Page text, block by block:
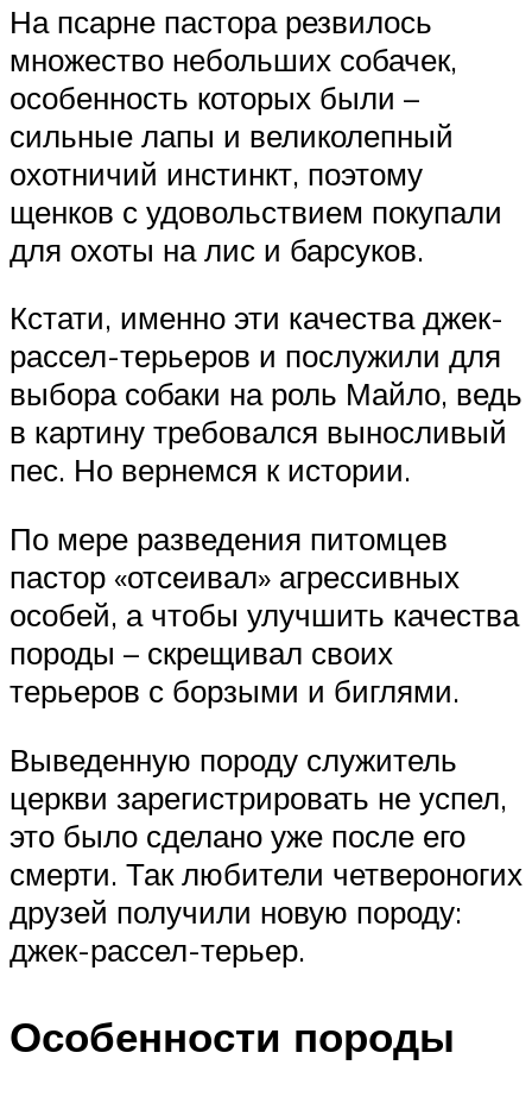
На псарне пастора резвилось
множество небольших собачек,
особенность которых были –
сильные лапы и великолепный
охотничий инстинкт, поэтому
щенков с удовольствием покупали
для охоты на лис и барсуков.
Кстати, именно эти качества джек-
рассел-терьеров и послужили для
выбора собаки на роль Майло, ведь
в картину требовался выносливый
пес. Но вернемся к истории.
По мере разведения питомцев
пастор «отсеивал» агрессивных
особей, а чтобы улучшить качества
породы – скрещивал своих
терьеров с борзыми и биглями.
Выведенную породу служитель
церкви зарегистрировать не успел,
это было сделано уже после его
смерти. Так любители четвероногих
друзей получили новую породу:
джек-рассел-терьер.
Особенности породы